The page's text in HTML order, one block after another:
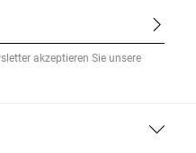
akzeptieren Sie unsere